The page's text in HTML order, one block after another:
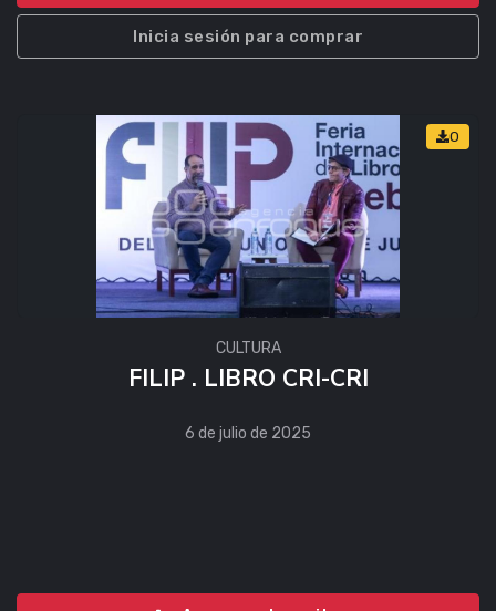
Inicia sesión para comprar
0
CULTURA
FILIP . LIBRO CRI-CRI
6 de julio de 2025